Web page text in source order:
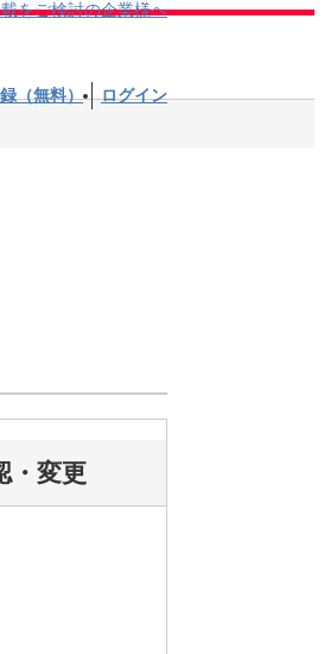
をご検討の企業様へ
（無料） ログイン
・変更